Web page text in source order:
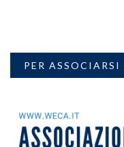
PER ASSOCIARSI